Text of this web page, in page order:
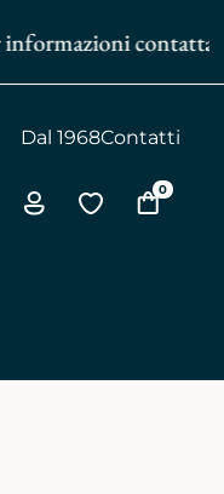
contattaci
Dal 1968Contatti
Via
Vai
Vai
0